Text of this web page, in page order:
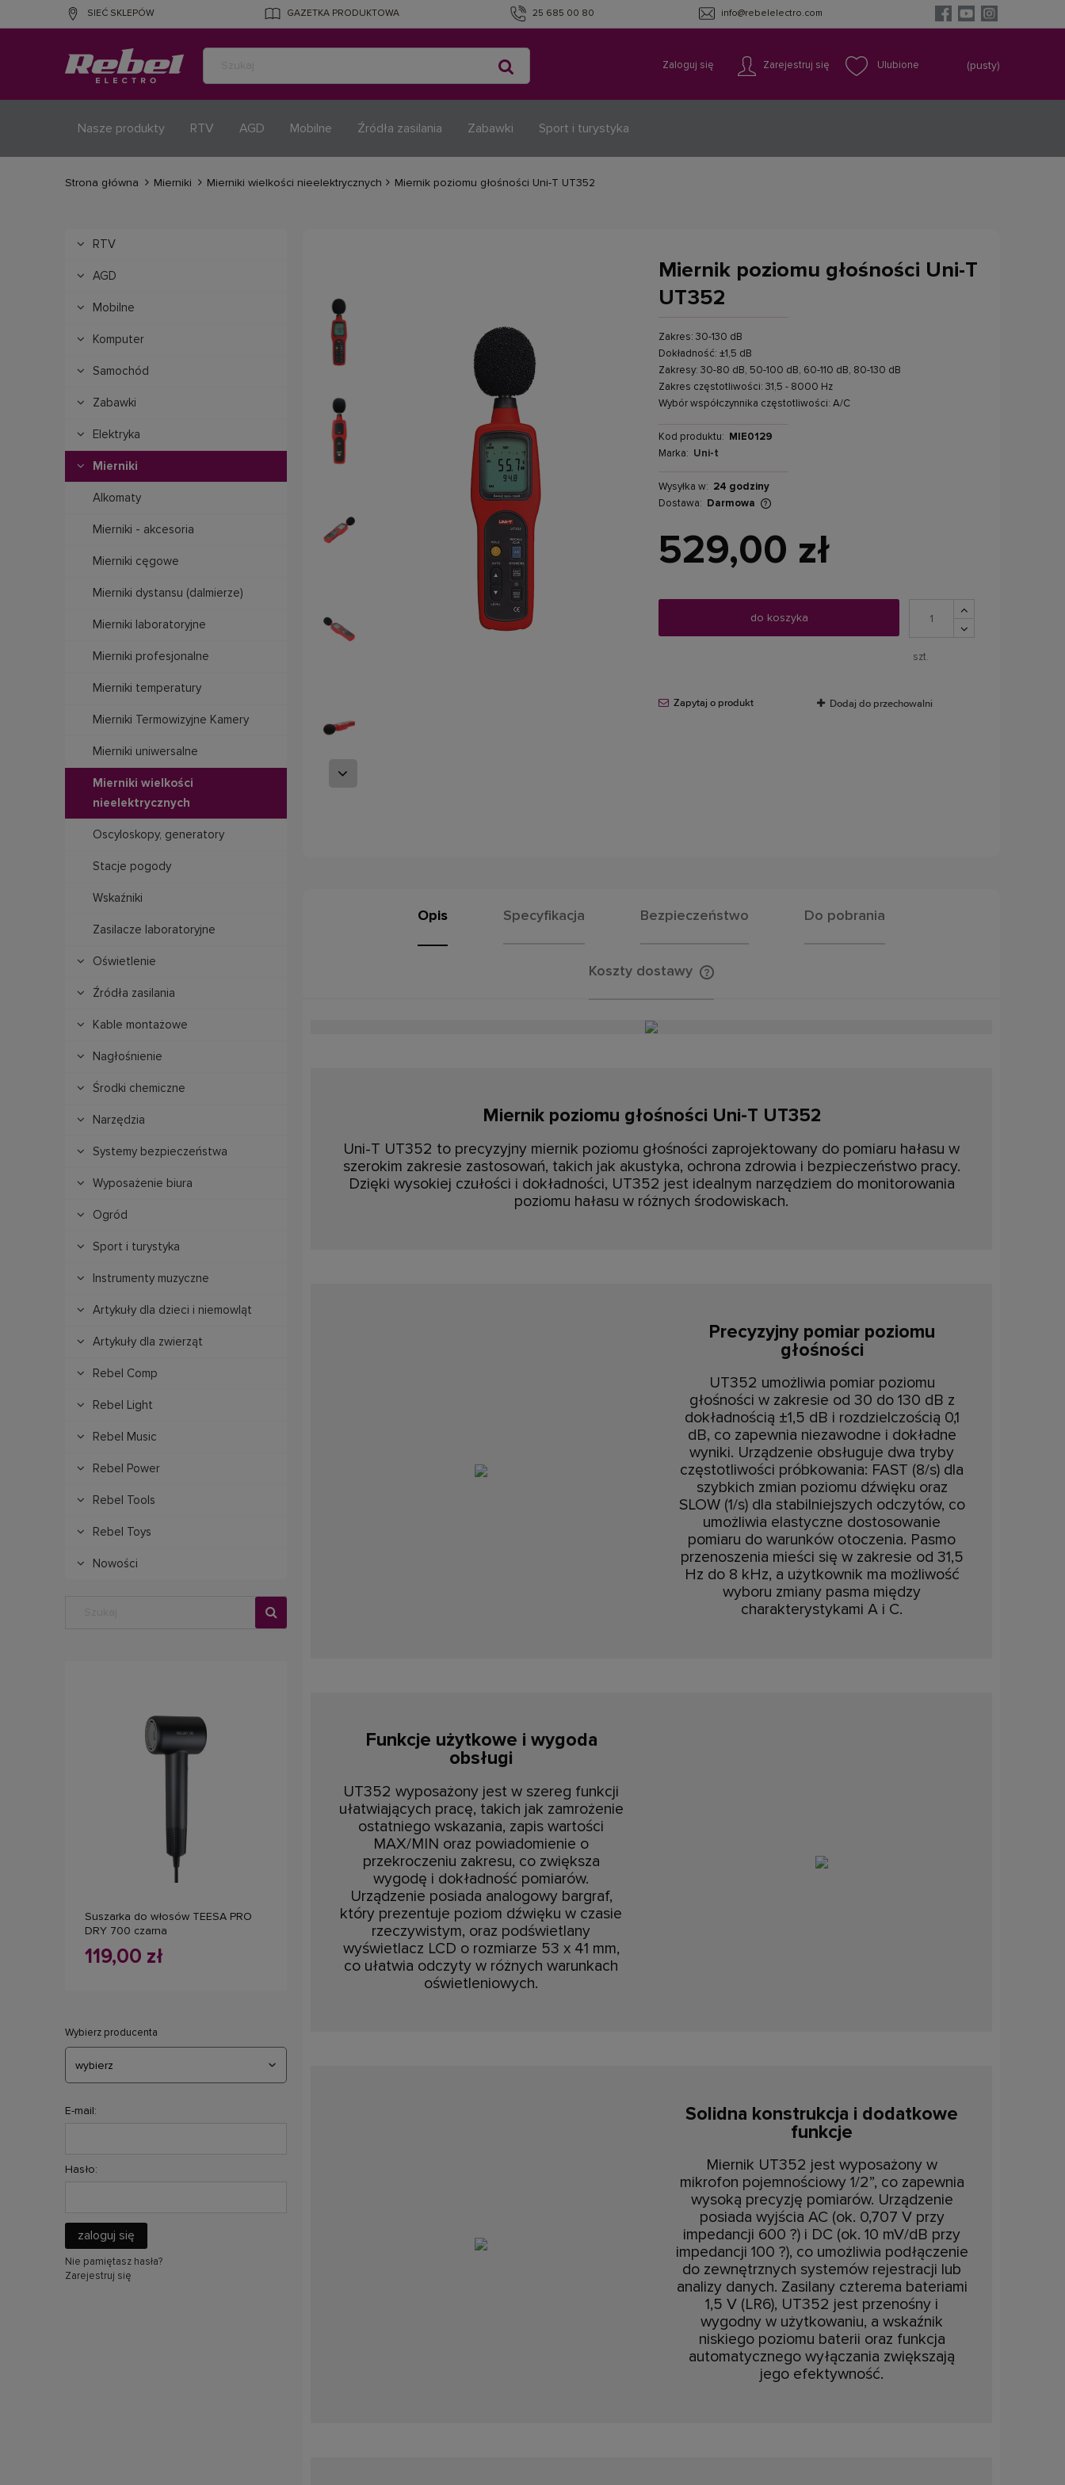
SIEĆ SKLEPÓW GAZETKA PRODUKTOWA 25 685 00 80 info@rebelelectro.com
Zarejestruj się
Zaloguj się (pusty)
Nasze produkty RTV AGD Mobilne Źródła zasilania Zabawki Sport i turystyka
Strona główna Mierniki Mierniki wielkości nieelektrycznych Miernik poziomu głośności Uni-T UT352
RTV
AGD
Mobilne
Komputer
Samochód
Zabawki
Elektryka
Mierniki
Alkomaty
Mierniki - akcesoria
Mierniki cęgowe
Mierniki dystansu (dalmierze)
Mierniki laboratoryjne
Mierniki profesjonalne
Mierniki temperatury
Mierniki Termowizyjne Kamery
Mierniki uniwersalne
Mierniki wielkości
nieelektrycznych
Oscyloskopy, generatory
Stacje pogody
Wskaźniki
Zasilacze laboratoryjne
Oświetlenie
Źródła zasilania
Kable montażowe
Nagłośnienie
Środki chemiczne
Narzędzia
Systemy bezpieczeństwa
Wyposażenie biura
Ogród
Sport i turystyka
Instrumenty muzyczne
Artykuły dla dzieci i niemowląt
Artykuły dla zwierząt
Rebel Comp
Rebel Light
Rebel Music
Rebel Power
Rebel Tools
Rebel Toys
Nowości
Suszarka do włosów TEESA PRO
DRY 700 czarna
119,00 zł
do koszyka
Wybierz producenta
E-mail:
Hasło:
zaloguj się
Nie pamiętasz hasła?
Zarejestruj się
Miernik poziomu głośności Uni-T
UT352
Zakres: 30-130 dB
Dokładność: ±1,5 dB
Zakresy: 30-80 dB, 50-100 dB, 60-110 dB, 80-130 dB
Zakres częstotliwości: 31,5 - 8000 Hz
Wybór współczynnika częstotliwości: A/C
Kod produktu:
MIE0129
Marka:
Uni-t
Wysyłka w:
24 godziny
Dostawa:
Darmowa
Cena nie zawiera ewentualnych kosztów
529,00 zł
szt.
do koszyka
Zapytaj o produkt Dodaj do przechowalni
Opis Specyfikacja Bezpieczeństwo Do pobrania
Koszty dostawy
Miernik poziomu głośności Uni-T UT352
Uni-T UT352 to precyzyjny miernik poziomu głośności zaprojektowany do pomiaru hałasu w
szerokim zakresie zastosowań, takich jak akustyka, ochrona zdrowia i bezpieczeństwo pracy.
Dzięki wysokiej czułości i dokładności, UT352 jest idealnym narzędziem do monitorowania
poziomu hałasu w różnych środowiskach.
Precyzyjny pomiar poziomu
głośności
UT352 umożliwia pomiar poziomu
głośności w zakresie od 30 do 130 dB z
dokładnością ±1,5 dB i rozdzielczością 0,1
dB, co zapewnia niezawodne i dokładne
wyniki. Urządzenie obsługuje dwa tryby
częstotliwości próbkowania: FAST (8/s) dla
szybkich zmian poziomu dźwięku oraz
SLOW (1/s) dla stabilniejszych odczytów, co
umożliwia elastyczne dostosowanie
pomiaru do warunków otoczenia. Pasmo
przenoszenia mieści się w zakresie od 31,5
Hz do 8 kHz, a użytkownik ma możliwość
wyboru zmiany pasma między
charakterystykami A i C.
Funkcje użytkowe i wygoda
obsługi
UT352 wyposażony jest w szereg funkcji
ułatwiających pracę, takich jak zamrożenie
ostatniego wskazania, zapis wartości
MAX/MIN oraz powiadomienie o
przekroczeniu zakresu, co zwiększa
wygodę i dokładność pomiarów.
Urządzenie posiada analogowy bargraf,
który prezentuje poziom dźwięku w czasie
rzeczywistym, oraz podświetlany
wyświetlacz LCD o rozmiarze 53 x 41 mm,
co ułatwia odczyty w różnych warunkach
oświetleniowych.
Solidna konstrukcja i dodatkowe
funkcje
Miernik UT352 jest wyposażony w
mikrofon pojemnościowy 1/2”, co zapewnia
wysoką precyzję pomiarów. Urządzenie
posiada wyjścia AC (ok. 0,707 V przy
impedancji 600 ?) i DC (ok. 10 mV/dB przy
impedancji 100 ?), co umożliwia podłączenie
do zewnętrznych systemów rejestracji lub
analizy danych. Zasilany czterema bateriami
1,5 V (LR6), UT352 jest przenośny i
wygodny w użytkowaniu, a wskaźnik
niskiego poziomu baterii oraz funkcja
automatycznego wyłączania zwiększają
jego efektywność.